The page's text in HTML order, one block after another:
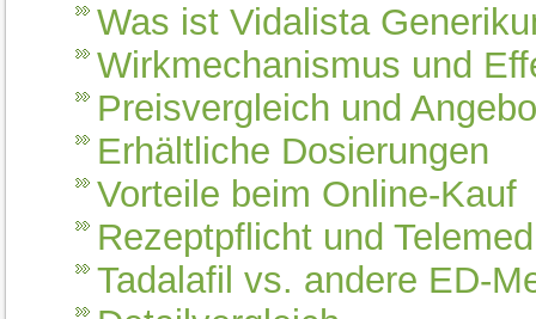
Was ist Vidalista
Wirkmechanismus und
Preisvergleich und
Erhältliche Dosierungen
Vorteile beim Online-Kauf
Rezeptpflicht und
Tadalafil vs. andere ED-